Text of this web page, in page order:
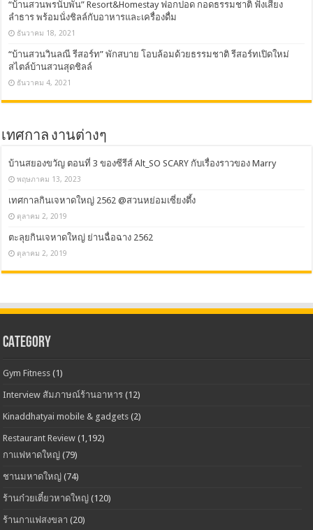
“บ้านสวนพรนับพัน” Resort&Homestay ฟอกปอด กอดธรรมชาติ ฟังเสียง
ลำธาร พร้อมนั่งชิลล์กับอาหารและเครื่องดื่ม
ธันวาคม 18, 2021
“บ้านสวนวินลณี รีสอร์ท” พักสบาย โอบล้อมด้วยธรรมชาติ รีสอร์ทเปิดใหม่
สไตล์บ้านสวนสุดชิลล์
ธันวาคม 4, 2021
เทศกาล งานต่างๆ
บ้านสยองขวัญ ตอนที่ 3 ของซีรีส์ Alt_SO SCARY กับเรื่องราวของ Marry
พฤษภาคม 13, 2023
เทศกาลกินเจหาดใหญ่ 2562 @สวนหย่อมเซี่ยงตึ้ง
ตุลาคม 2, 2019
ตะลุยกินเจหาดใหญ่ ย่านฉื่อฉาง 2562
ตุลาคม 2, 2019
CATEGORY
Gym Fitness (1)
Interview สัมภาษณ์ร้านอาหาร (12)
Kinaddhatyai mobile & gadgets (2)
Restaurant Review (1,192)
กาแฟหาดใหญ่ (79)
ชานมหาดใหญ่ (74)
ร้านก๋วยเตี๋ยวหาดใหญ่ (120)
ร้านกาแฟสงขลา (20)